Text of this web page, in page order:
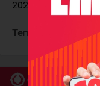
2026.
Теги: Шири Коннор